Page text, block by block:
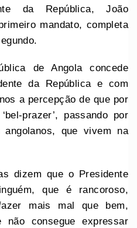
da República, João
mandato, completa
de Angola concede
da República e com
a percepção de que por
prazer’, passando por
que vivem na
dizem que o Presidente
que é rancoroso,
mais mal que bem,
não consegue expressar